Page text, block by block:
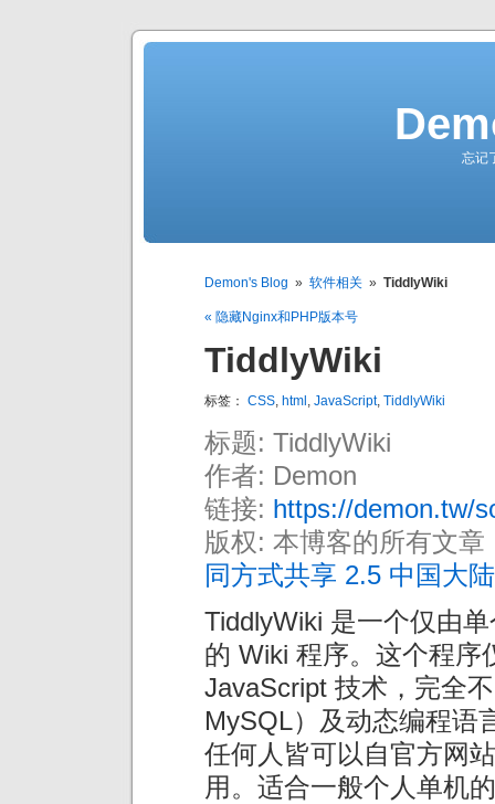
忘记
Demon's Blog » 软件相关 » TiddlyWiki
« 隐藏Nginx和PHP版本号
TiddlyWiki
标签： CSS, html , JavaScript, TiddlyWiki
标题: TiddlyWiki
作者: Demon
链接: https://demon.tw/
版权: 本博客的所有文章
同方式共享 2.5 中国大陆
TiddlyWiki 是一个仅由
的 Wiki 程序。这个程序
JavaScript 技术，完全
MySQL）及动态编程语
任何人皆可以自官方网
用。适合一般个人单机